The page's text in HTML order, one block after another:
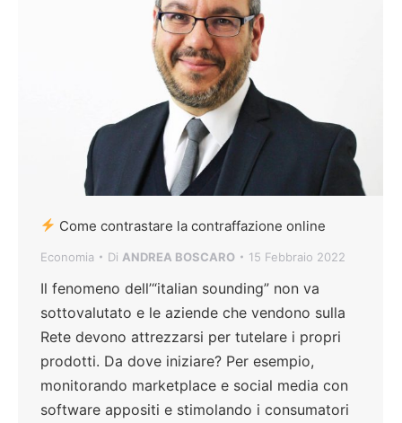
Come contrastare la contraffazione online
Economia Di ANDREA BOSCARO 15 Febbraio 2022
Il fenomeno dell’“italian sounding” non va
sottovalutato e le aziende che vendono sulla
Rete devono attrezzarsi per tutelare i propri
prodotti. Da dove iniziare? Per esempio,
monitorando marketplace e social media con
software appositi e stimolando i consumatori